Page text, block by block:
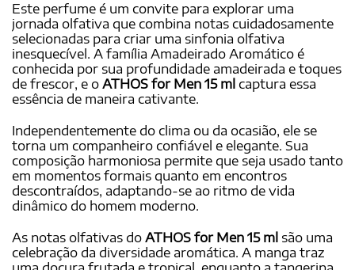
Este perfume é um convite para explorar uma
jornada olfativa que combina notas cuidadosamente
selecionadas para criar uma sinfonia olfativa
inesquecível. A família Amadeirado Aromático é
conhecida por sua profundidade amadeirada e toques
de frescor, e o ATHOS for Men 15 ml captura essa
essência de maneira cativante.
Independentemente do clima ou da ocasião, ele se
torna um companheiro confiável e elegante. Sua
composição harmoniosa permite que seja usado tanto
em momentos formais quanto em encontros
descontraídos, adaptando-se ao ritmo de vida
dinâmico do homem moderno.
As notas olfativas do ATHOS for Men 15 ml são uma
celebração da diversidade aromática. A manga traz